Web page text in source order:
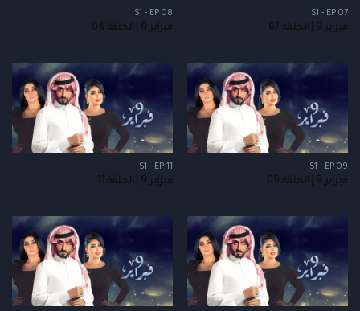
S1 - EP 07
فبراير 9 | الحلقة 07
S1 - EP 08
فبراير 9 | الحلقة 08
S1 - EP 09
فبراير 9 | الحلقة 09
S1 - EP 11
فبراير 9 | الحلقة 11